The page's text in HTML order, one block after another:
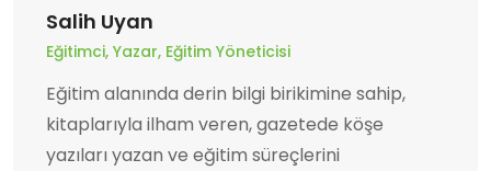
Salih Uyan
Eğitimci, Yazar, Eğitim Yöneticisi
Eğitim alanında derin bilgi birikimine sahip,
kitaplarıyla ilham veren, gazetede köşe
yazıları yazan ve eğitim süreçlerini